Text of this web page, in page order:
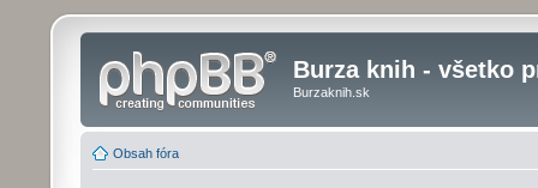
Burza knih - všetko
Burzaknih.sk
Obsah fóra